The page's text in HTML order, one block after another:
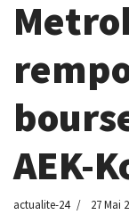
AEK-
actualite-24 27 Mai